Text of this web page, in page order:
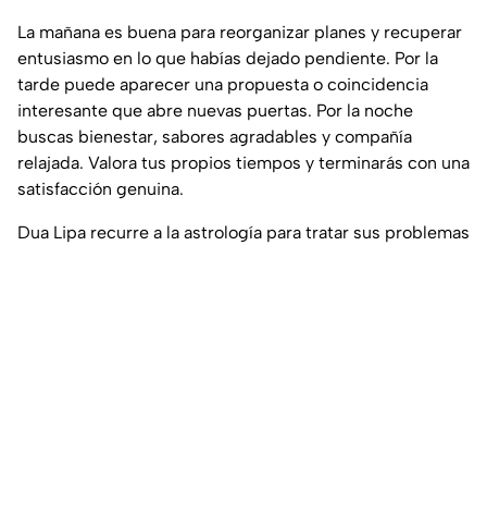
La mañana es buena para reorganizar planes y recuperar
entusiasmo en lo que habías dejado pendiente. Por la
tarde puede aparecer una propuesta o coincidencia
interesante que abre nuevas puertas. Por la noche
buscas bienestar, sabores agradables y compañía
relajada. Valora tus propios tiempos y terminarás con una
satisfacción genuina.
Dua Lipa recurre a la astrología para tratar sus problemas